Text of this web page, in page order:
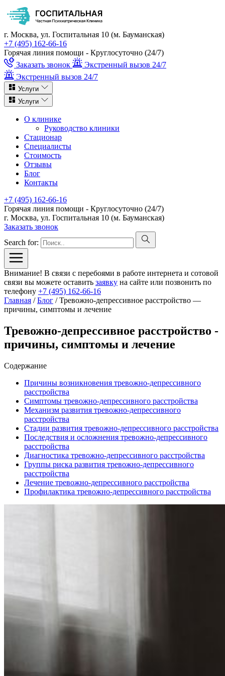
г. Москва, ул. Госпитальная 10 (м. Бауманская)
+7 (495) 162-66-16
Горячая линия помощи - Круглосуточно (24/7)
Заказать звонок
Экстренный вызов 24/7
Экстренный вызов 24/7
Услуги
Услуги
О клинике
Руководство клиники
Стационар
Специалисты
Стоимость
Отзывы
Блог
Контакты
+7 (495) 162-66-16
Горячая линия помощи - Круглосуточно (24/7)
г. Москва, ул. Госпитальная 10 (м. Бауманская)
Заказать звонок
Search for:
Внимание! В связи с перебоями в работе интернета и сотовой
связи вы можете оставить заявку на сайте или позвонить по
телефону +7 (495) 162-66-16
Главная /Блог /Тревожно-депрессивное расстройство —
причины, симптомы и лечение
Тревожно-депрессивное расстройство -
причины, симптомы и лечение
Содержание
Причины возникновения тревожно-депрессивного
расстройства
Симптомы тревожно-депрессивного расстройства
Механизм развития тревожно-депрессивного
расстройства
Стадии развития тревожно-депрессивного расстройства
Последствия и осложнения тревожно-депрессивного
расстройства
Диагностика тревожно-депрессивного расстройства
Группы риска развития тревожно-депрессивного
расстройства
Лечение тревожно-депрессивного расстройства
Профилактика тревожно-депрессивного расстройства